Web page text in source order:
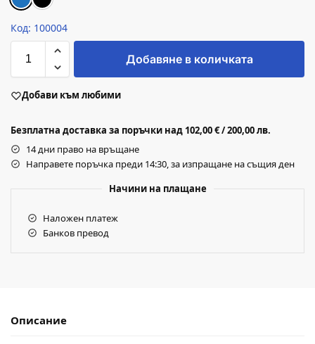
Код: 100004
Добавяне в количката
Добави към любими
Безплатна доставка за поръчки над 102,00 € / 200,00 лв.
14 дни право на връщане
Направете поръчка преди 14:30, за изпращане на същия ден
Начини на плащане
Наложен платеж
Банков превод
Описание